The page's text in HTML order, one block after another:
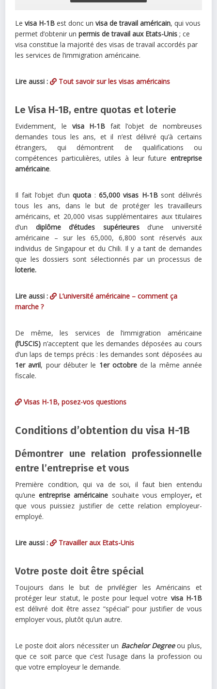
Levisa H-1B est donc unvisa de travail américain, qui vous
permet d’obtenir unpermis de travail aux Etats-Unis ; ce
visa constitue la majorité des visas de travail accordés par
les services de l’immigration américaine.
Lire aussi : Tout savoir sur les visas américains
Le Visa H-1B, entre quotas et loterie
Evidemment, le visa H-1B fait l’objet de nombreuses
demandes tous les ans, et il n’est délivré qu’à certains
étrangers, qui démontrent de qualifications ou
compétences particulières, utiles à leur future entreprise
américaine.
Il fait l’objet d’unquota : 65,000 visas H-1Bsont délivrés
tous les ans, dans le but de protéger les travailleurs
américains, et 20,000 visas supplémentaires aux titulaires
d’un diplôme d’études supérieuresd’une université
américaine – sur les 65,000, 6,800 sont réservés aux
individus de Singapour et du Chili. Il y a tant de demandes
que les dossiers sont sélectionnés par un processus de
loterie.
Lire aussi :
L’université américaine – comment ça
marche ?
De même, les services de l’immigration américaine
(l’USCIS) n’acceptent que les demandes déposées au cours
d’un laps de temps précis : les demandes sont déposées au
1er avril, pour débuter le 1er octobrede la même année
fiscale.
Visas H-1B, posez-vos questions
Conditions d’obtention du visa H-1B
Démontrer une relation professionnelle
entre l’entreprise et vous
Première condition, qui va de soi, il faut bien entendu
qu’une entreprise américaine souhaite vous employer, et
que vous puissiez justifier de cette relation employeur-
employé.
Lire aussi : Travailler aux Etats-Unis
Votre poste doit être spécial
Toujours dans le but de privilégier les Américains et
protéger leur statut, le poste pour lequel votre visa H-1B
est délivré doit être assez “spécial” pour justifier de vous
employer vous, plutôt qu’un autre.
Le poste doit alors nécessiter un Bachelor Degree ou plus,
que ce soit parce que c’est l’usage dans la profession ou
que votre employeur le demande.